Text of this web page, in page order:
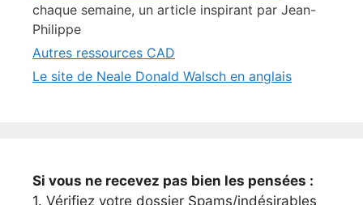
chaque semaine, un article inspirant par Jean-
Philippe
Autres ressources CAD
Le site de Neale Donald Walsch en anglais
Si vous ne recevez pas bien les pensées :
1. Vérifiez votre dossier Spams/indésirables